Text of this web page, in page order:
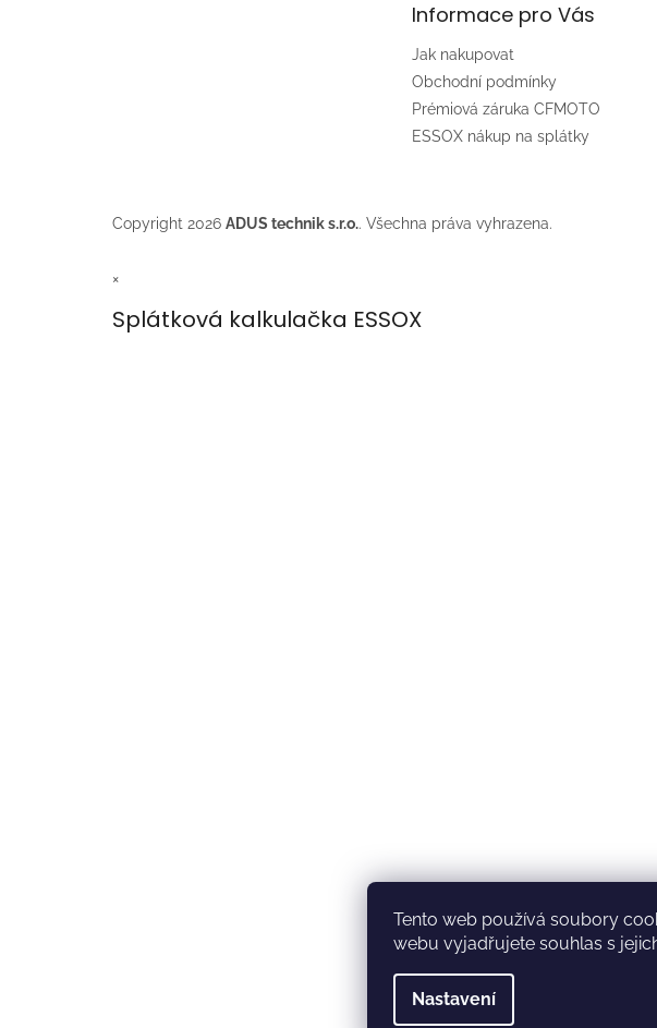
Tento web používá soubory
webu vyjadřujete souhlas s
Nastavení
Informace pro Vás
Jak nakupovat
Obchodní podmínky
Prémiová záruka CFMOTO
ESSOX nákup na splátky
Copyright 2026 ADUS technik s.r.o.. Všechna práva vyhrazena.
×
Splátková kalkulačka ESSOX